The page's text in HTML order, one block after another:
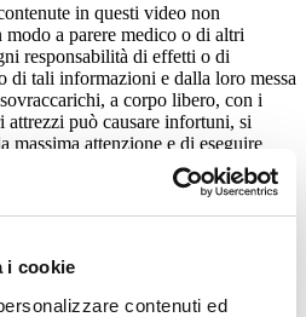
i cookie
contenuti ed
in questi video non
a parere medico o di altri
responsabilità di effetti o di
di tali informazioni e dalla loro messa
a corpo libero, con i
può causare infortuni, si
massima attenzione e di eseguire
proprio livello di forma. Consultare
di intraprendere qualsiasi forma di